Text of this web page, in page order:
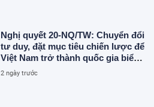
Nghị quyết 20-NQ/TW: Chuyển đổi
tư duy, đặt mục tiêu chiến lược để
Việt Nam trở thành quốc gia biển
mạnh
2 ngày trước